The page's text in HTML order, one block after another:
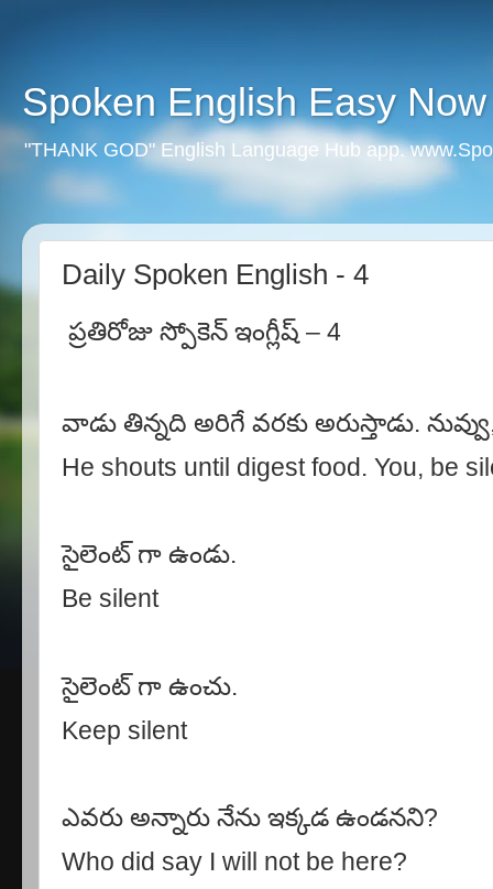
Spoken English Easy Now
"THANK GOD" English Language Hub app.
Daily Spoken English - 4
ప్రతిరోజు స్పోకెన్ ఇంగ్లీష్ – 4
వాడు తిన్నది అరిగే వరకు అరుస్తాడు. నువ్వు
He shouts until digest food. You, be
సైలెంట్ గా ఉండు.
Be silent
సైలెంట్ గా ఉంచు.
Keep silent
ఎవరు అన్నారు నేను ఇక్కడ ఉండనని?
Who did say I will not be here?